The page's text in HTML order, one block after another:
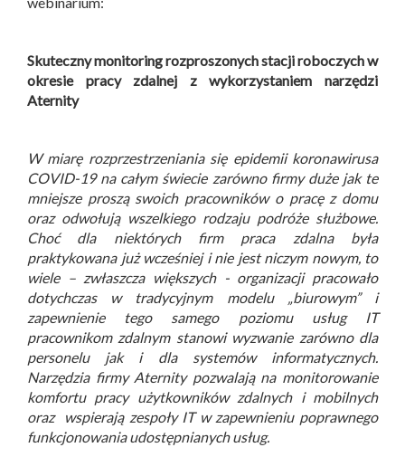
Skuteczny monitoring rozproszonych stacji roboczych w
okresie pracy zdalnej z wykorzystaniem narzędzi
Aternity
W miarę rozprzestrzeniania się epidemii koronawirusa
COVID-19 na całym świecie zarówno firmy duże jak te
mniejsze proszą swoich pracowników o pracę z domu
oraz odwołują wszelkiego rodzaju podróże służbowe.
Choć dla niektórych firm praca zdalna była
praktykowana już wcześniej i nie jest niczym nowym, to
wiele – zwłaszcza większych - organizacji pracowało
dotychczas w tradycyjnym modelu „biurowym” i
zapewnienie tego samego poziomu usług IT
pracownikom zdalnym stanowi wyzwanie zarówno dla
personelu jak i dla systemów informatycznych.
Narzędzia firmy Aternity pozwalają na monitorowanie
komfortu pracy użytkowników zdalnych i mobilnych
oraz wspierają zespoły IT w zapewnieniu poprawnego
funkcjonowania udostępnianych usług.